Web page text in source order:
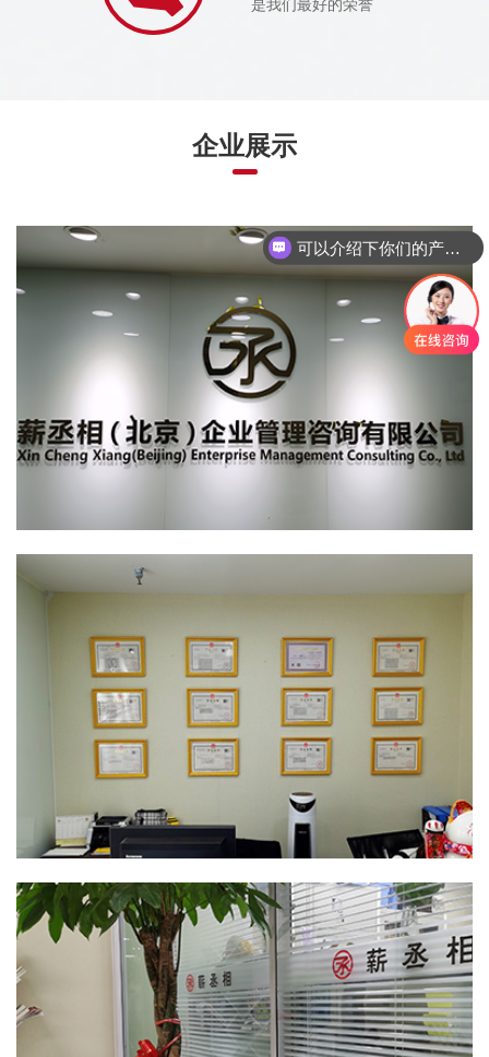
是我们最好的荣誉
企业展示
可以介绍下你们的产品么
你们是怎么收费的呢